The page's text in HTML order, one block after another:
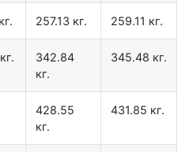
257.13 кг. 259.11 кг.
342.84
кг.
345.48 кг.
428.55
кг.
431.85 кг.